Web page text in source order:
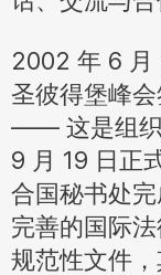
2002 年 6 月
圣彼得堡峰
—— 这是组织
9 月 19 日正
合国秘书处
完善的国际
规范性文件